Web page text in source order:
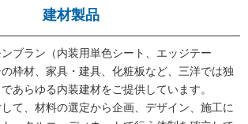
建材製品
ブラン（内装用単色シート、エッジテー
枠材、家具・建具、化粧板など、三洋では独
あらゆる内装建材をご提供しています。
て、材料の選定から企画、デザイン、施工に